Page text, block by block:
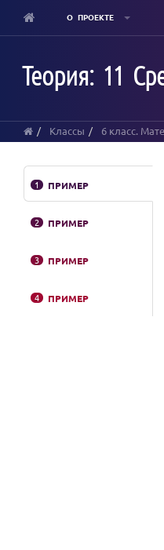
content
О ПРОЕКТЕ
Теория: 11
Классы 6 класс.
1 ПРИМЕР
2 ПРИМЕР
3 ПРИМЕР
4 ПРИМЕР